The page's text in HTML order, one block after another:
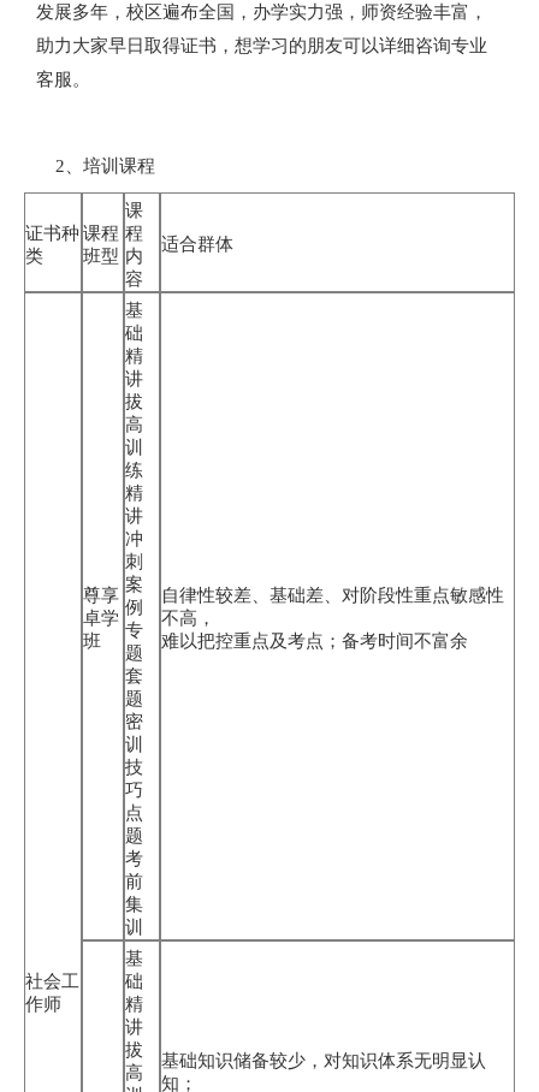
发展多年，校区遍布全国，办学实力强，师资经验丰富，
助力大家早日取得证书，想学习的朋友可以详细咨询专业
客服。
2、培训课程
证书种
类
课程
班型
课
程
内
容
适合群体
社会工
作师
尊享
卓学
班
基
础
精
讲
拔
高
训
练
精
讲
冲
刺
案
例
专
题
套
题
密
训
技
巧
点
题
考
前
集
训
自律性较差、基础差、对阶段性重点敏感性
不高，
难以把控重点及考点；备考时间不富余
基
础
精
讲
拔
高
基础知识储备较少，对知识体系无明显认
知；